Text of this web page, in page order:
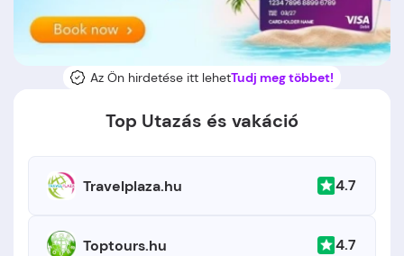
Az Ön hirdetése itt lehetTudj meg többet!
Top Utazás és vakáció
Travelplaza.hu 4.7
Toptours.hu 4.7